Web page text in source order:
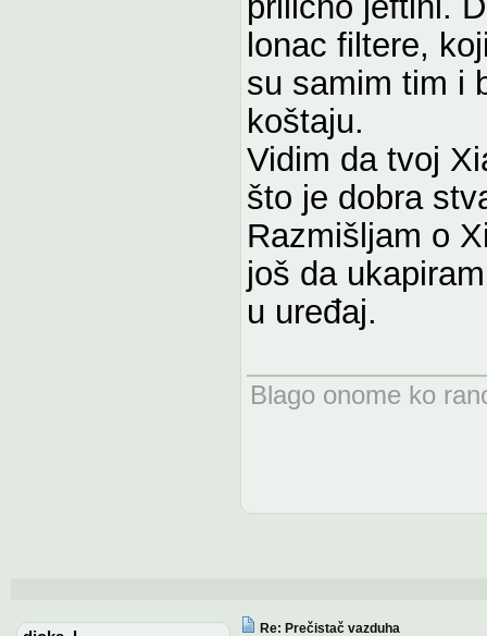
lonac filtere,
su samim tim i
koštaju.
Vidim da tvoj
što je dobra
Razmišljam o
još da
u uređaj.
Blago onome ko
Re: Prečistač vazduha